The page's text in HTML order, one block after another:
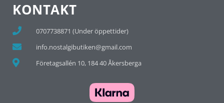
KONTAKT
0707738871 (Under öppettider)
info.nostalgibutiken@gmail.com
Företagsallén 10, 184 40 Åkersberga